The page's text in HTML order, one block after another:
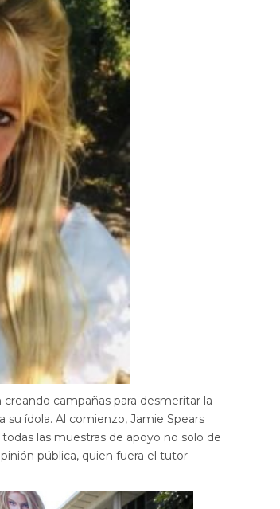
campañas para desmeritar la
su ídola. Al comienzo, Jamie Spears
las muestras de apoyo no solo de
pública, quien fuera el tutor